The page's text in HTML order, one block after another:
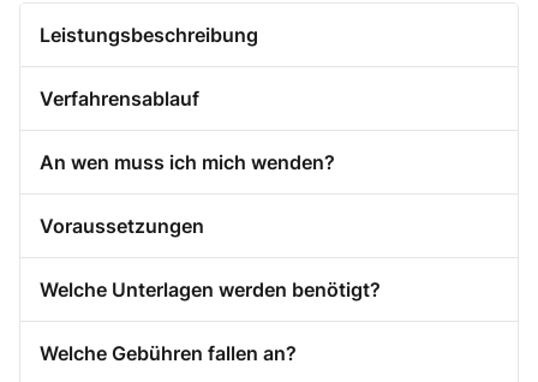
Leistungsbeschreibung
Verfahrensablauf
An wen muss ich mich wenden?
Voraussetzungen
Welche Unterlagen werden benötigt?
Welche Gebühren fallen an?